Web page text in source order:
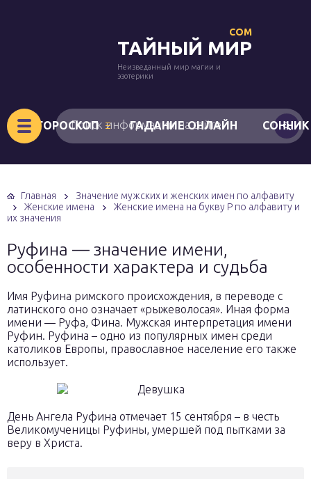
ТАЙНЫЙ МИР
COM
Неизведанный мир магии и
эзотерики
ГОРОСКОП ГАДАНИЕ ОНЛАЙН СОННИК
Главная
Значение мужских и женских имен по алфавиту
Женские имена
Женские имена на букву Р по алфавиту и
их значения
Руфина — значение имени,
особенности характера и судьба
Имя Руфина римского происхождения, в переводе с
латинского оно означает «рыжеволосая». Иная форма
имени — Руфа, Фина. Мужская интерпретация имени
Руфин. Руфина – одно из популярных имен среди
католиков Европы, православное население его также
использует.
День Ангела Руфина отмечает 15 сентября – в честь
Великомученицы Руфины, умершей под пытками за
веру в Христа.